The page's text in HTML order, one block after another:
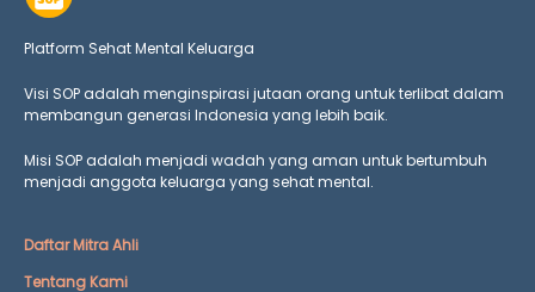
Platform Sehat Mental Keluarga
Visi SOP adalah menginspirasi jutaan orang untuk terlibat dalam
membangun generasi Indonesia yang lebih baik.
Misi SOP adalah menjadi wadah yang aman untuk bertumbuh
menjadi anggota keluarga yang sehat mental.
Daftar Mitra Ahli
Tentang Kami